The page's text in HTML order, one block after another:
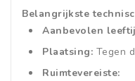
Belangrijkste
Aanbevolen
Plaatsing: Tegen
Ruimtevereiste: